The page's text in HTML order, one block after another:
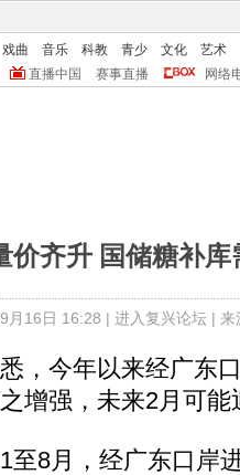
戏曲 音乐 科教 青少 文化
艺术
直播中国 赛事直播 网络
价齐升 国储糖补库
月16日 16:28 | 进入复兴论坛| 来
今年以来经广东
增强，未来2月可
8月，经广东口岸